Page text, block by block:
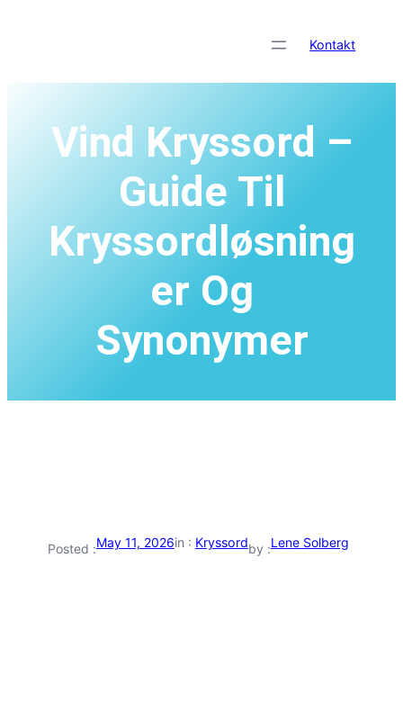
Kontakt
Vind Kryssord –
Guide Til
Kryssordløsning
Er Og
Synonymer
Posted :May 11, 2026in : Kryssordby :Lene Solberg